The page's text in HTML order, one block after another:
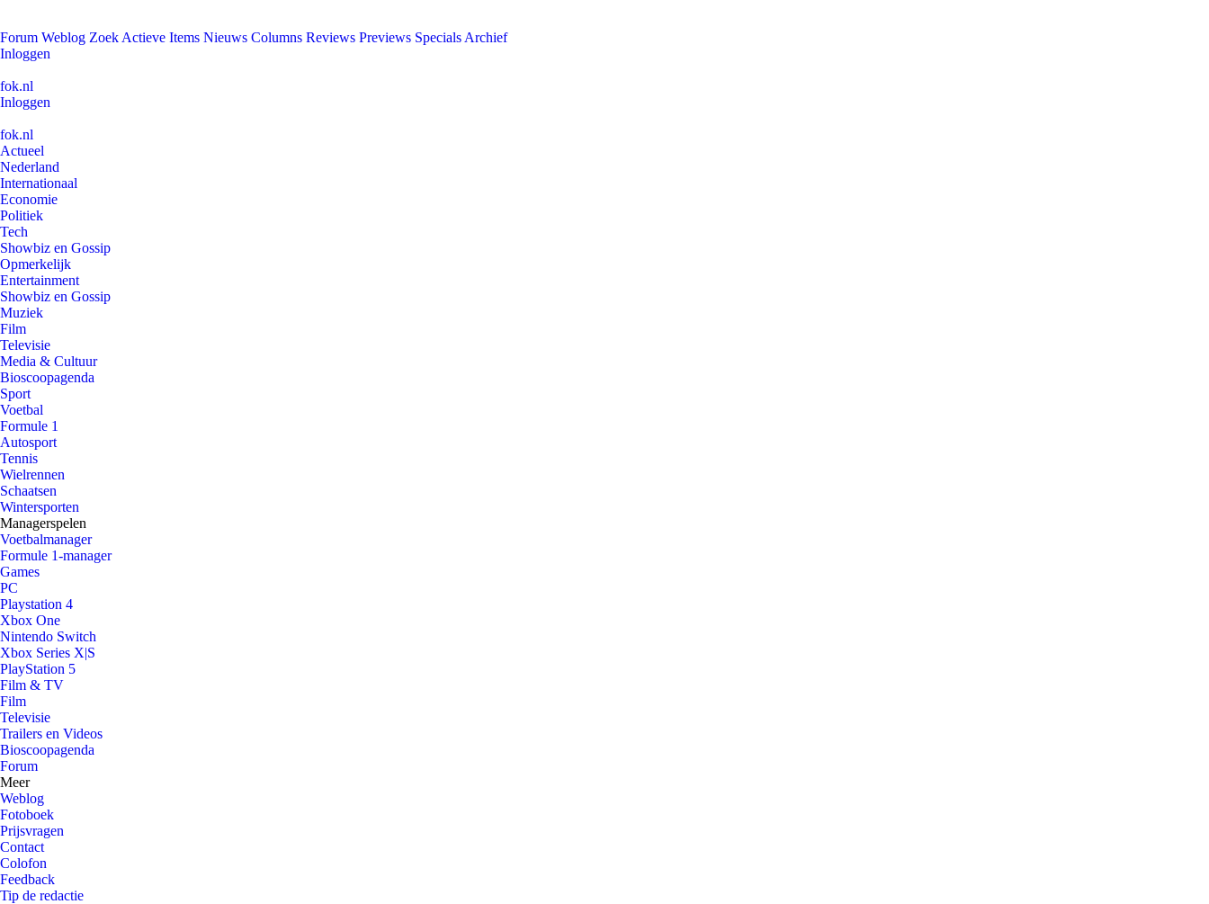
Forum Weblog Zoek Actieve Items Nieuws Columns Reviews Previews Specials Archief
Inloggen
fok.nl
Inloggen
fok.nl
Actueel
Nederland
Internationaal
Economie
Politiek
Tech
Showbiz en Gossip
Opmerkelijk
Entertainment
Showbiz en Gossip
Muziek
Film
Televisie
Media & Cultuur
Bioscoopagenda
Sport
Voetbal
Formule 1
Autosport
Tennis
Wielrennen
Schaatsen
Wintersporten
Managerspelen
Voetbalmanager
Formule 1-manager
Games
PC
Playstation 4
Xbox One
Nintendo Switch
Xbox Series X|S
PlayStation 5
Film & TV
Film
Televisie
Trailers en Videos
Bioscoopagenda
Forum
Meer
Weblog
Fotoboek
Prijsvragen
Contact
Colofon
Feedback
Tip de redactie